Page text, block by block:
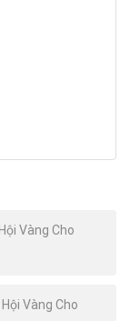
Vàng Cho
Vàng Cho